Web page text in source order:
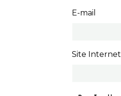
E-mail
Site Internet